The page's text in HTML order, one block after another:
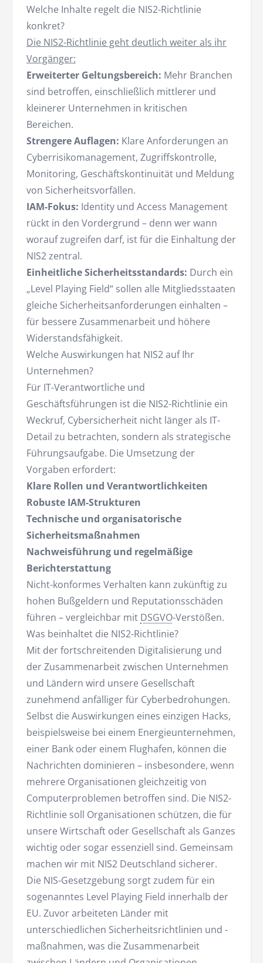
Welche Inhalte regelt die NIS2-Richtlinie
konkret?
Die NIS2-Richtlinie geht deutlich weiter als ihr
Vorgänger:
Erweiterter Geltungsbereich: Mehr Branchen
sind betroffen, einschließlich mittlerer und
kleinerer Unternehmen in kritischen
Bereichen.
Strengere Auflagen: Klare Anforderungen an
Cyberrisikomanagement, Zugriffskontrolle,
Monitoring, Geschäftskontinuität und Meldung
von Sicherheitsvorfällen.
IAM-Fokus: Identity und Access Management
rückt in den Vordergrund – denn wer wann
worauf zugreifen darf, ist für die Einhaltung der
NIS2 zentral.
Einheitliche Sicherheitsstandards: Durch ein
„Level Playing Field“ sollen alle Mitgliedsstaaten
gleiche Sicherheitsanforderungen einhalten –
für bessere Zusammenarbeit und höhere
Widerstandsfähigkeit.
Welche Auswirkungen hat NIS2 auf Ihr
Unternehmen?
Für IT-Verantwortliche und
Geschäftsführungen ist die NIS2-Richtlinie ein
Weckruf, Cybersicherheit nicht länger als IT-
Detail zu betrachten, sondern als strategische
Führungsaufgabe. Die Umsetzung der
Vorgaben erfordert:
Klare Rollen und Verantwortlichkeiten
Robuste IAM-Strukturen
Technische und organisatorische
Sicherheitsmaßnahmen
Nachweisführung und regelmäßige
Berichterstattung
Nicht-konformes Verhalten kann zukünftig zu
hohen Bußgeldern und Reputationsschäden
führen – vergleichbar mit DSGVO-Verstößen.
Was beinhaltet die NIS2-Richtlinie?
Mit der fortschreitenden Digitalisierung und
der Zusammenarbeit zwischen Unternehmen
und Ländern wird unsere Gesellschaft
zunehmend anfälliger für Cyberbedrohungen.
Selbst die Auswirkungen eines einzigen Hacks,
beispielsweise bei einem Energieunternehmen,
einer Bank oder einem Flughafen, können die
Nachrichten dominieren – insbesondere, wenn
mehrere Organisationen gleichzeitig von
Computerproblemen betroffen sind. Die NIS2-
Richtlinie soll Organisationen schützen, die für
unsere Wirtschaft oder Gesellschaft als Ganzes
wichtig oder sogar essenziell sind. Gemeinsam
machen wir mit NIS2 Deutschland sicherer.
Die NIS-Gesetzgebung sorgt zudem für ein
sogenanntes Level Playing Field innerhalb der
EU. Zuvor arbeiteten Länder mit
unterschiedlichen Sicherheitsrichtlinien und -
maßnahmen, was die Zusammenarbeit